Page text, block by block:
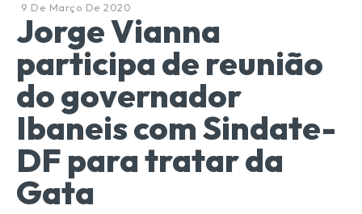
9 De Março De 2020
Jorge Vianna
participa de reunião
do governador
Ibaneis com Sindate-
DF para tratar da
Gata